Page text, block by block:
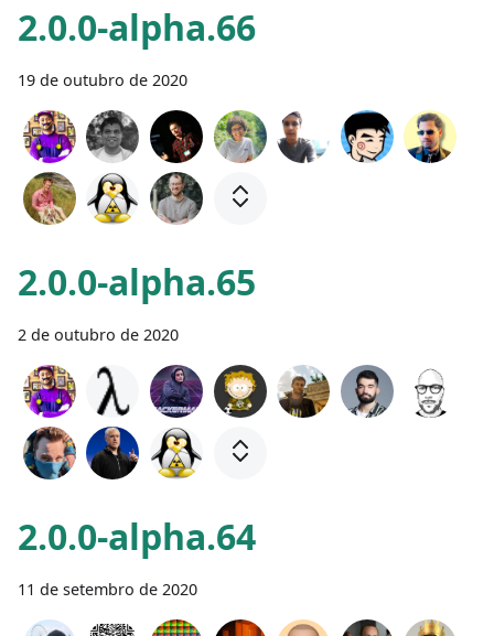
2.0.0-alpha.66
19 de outubro de 2020
2.0.0-alpha.65
2 de outubro de 2020
2.0.0-alpha.64
11 de setembro de 2020